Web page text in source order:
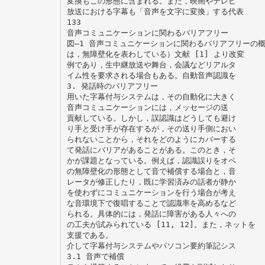
放送における字幕も「音声を文字に変換」する代表
133
音声コミュニケーションに関わるバリアフリー
図–1 音声コミュニケーションに関わるバリアフリーの
は，無障壁化を表わしている）文献 [1] より改変
例であり，生中継放送や舞台，会議などリアルタ
イム性を要求される場合もある。自動音声認識を
3. 発話時のバリアフリー
用いた字幕付与システムは，その自動化に大きく
音声コミュニケーションには，メッセージの送
貢献している。しかし，誤認識はどうしても避け
り手と受け手が存在するが，その送り手側におい
られないことから，それをどのようにカバーする
て発話にバリアがあることがある。このとき，そ
かが課題となっている。例えば，認識誤りをオペ
の無障壁化の形態として音で補償する場合と，音
レータが修正したり，既に学習済みの話者が静か
を使わずにコミュニケーションを行う場合が考え
な音環境下で復唱することで認識率を高めるなど
られる。具体的には，発話に障害がある人々への
の工夫が試みられている [11, 12]。また，ネットを
支援である。
介して字幕付与システムやパソコン要約筆記シス
3.1 音声で補償